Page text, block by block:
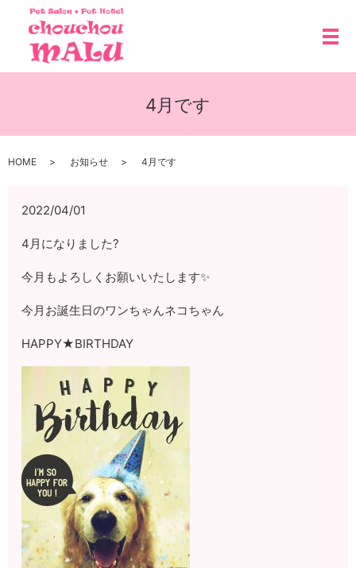
メ
4月です
HOME お知らせ 4月です
2022/04/01
4月になりました?
今月もよろしくお願いいたします✨
今月お誕生日のワンちゃんネコちゃん
HAPPY★BIRTHDAY